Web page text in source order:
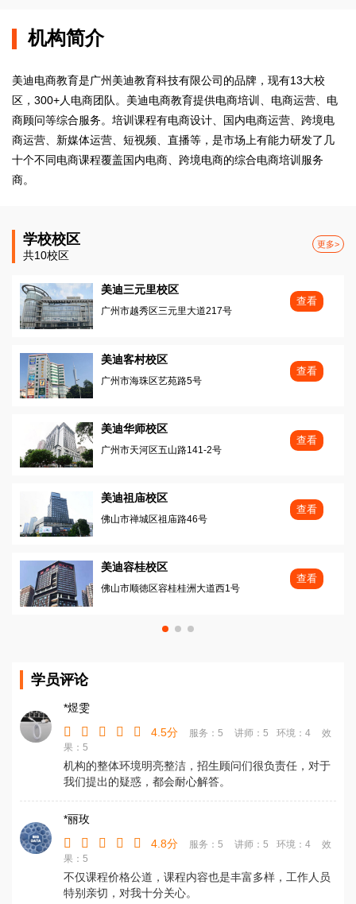
机构简介
美迪电商教育是广州美迪教育科技有限公司的品牌，现有13大校
区，300+人电商团队。美迪电商教育提供电商培训、电商运营、电
商顾问等综合服务。培训课程有电商设计、国内电商运营、跨境电
商运营、新媒体运营、短视频、直播等，是市场上有能力研发了几
十个不同电商课程覆盖国内电商、跨境电商的综合电商培训服务
商。
学校校区
共10校区
更多>
美迪三元里校区
广州市越秀区三元里大道217号
查看
美迪客村校区
广州市海珠区艺苑路5号
查看
美迪华师校区
广州市天河区五山路141-2号
查看
美迪祖庙校区
佛山市禅城区祖庙路46号
查看
美迪容桂校区
佛山市顺徳区容桂桂洲大道西1号
查看
学员评论
*煜雯
4.5分
服务：5 讲师：5 环境：4
效
果：5
机构的整体环境明亮整洁，招生顾问们很负责任，对于
我们提出的疑惑，都会耐心解答。
*丽玫
4.8分
服务：5 讲师：5 环境：4
效
果：5
不仅课程价格公道，课程内容也是丰富多样，工作人员
特别亲切，对我十分关心。